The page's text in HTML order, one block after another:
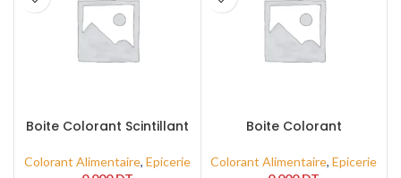
Boite Colorant Scintillant
Colorant Alimentaire, Epicerie
Boite Colorant
50 Gg
Colorant Alimentaire,Epicerie